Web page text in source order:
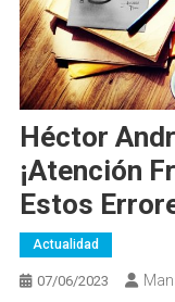
Héctor
¡Atención
Estos
Actualidad
07/06/2023